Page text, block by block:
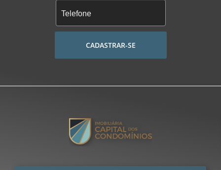
CADASTRAR-SE